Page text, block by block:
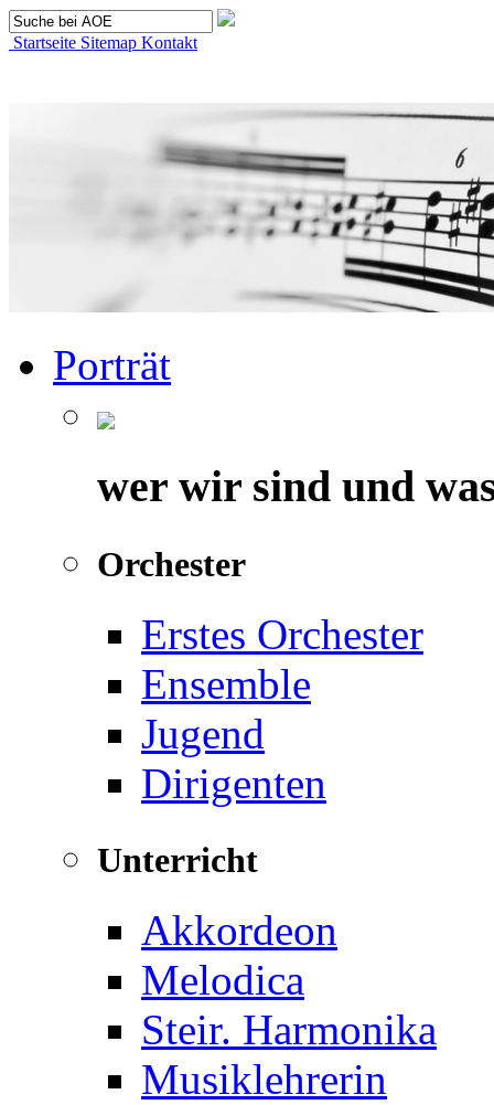
Startseite Sitemap Kontakt
Porträt
wer wir sind und
Orchester
Erstes Orchester
Ensemble
Jugend
Dirigenten
Unterricht
Akkordeon
Melodica
Steir. Harmonika
Musiklehrerin